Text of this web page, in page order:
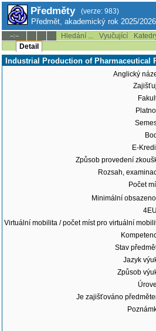
Předměty (verze: 983)
Předmět, akademický rok 2025/2026
--:-- Hledání ... Vyučující
Detail
Industrial Production of Pharmaceutical
Anglický
E-
Způsob provedení
Rozsah,
Počet
Minimální
Virtuální mobilita / počet míst pro virtuální
Stav
Jazyk
Způsob
Je zajišťováno